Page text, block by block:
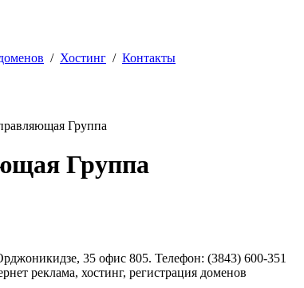
/ Хостинг / Контакты
Группа
Группа
35 офис 805. Телефон: (3843) 600-351
реклама, хостинг, регистрация доменов